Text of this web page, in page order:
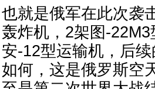
也就是俄军在此次袭
轰炸机，2架图-
安-12型运输机，后
如何，这是俄罗斯空